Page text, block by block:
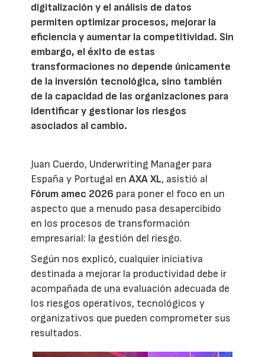
digitalización y el análisis de datos
permiten optimizar procesos, mejorar la
eficiencia y aumentar la competitividad. Sin
embargo, el éxito de estas
transformaciones no depende únicamente
de la inversión tecnológica, sino también
de la capacidad de las organizaciones para
identificar y gestionar los riesgos
asociados al cambio.
Juan Cuerdo, Underwriting Manager para
España y Portugal enAXA XL, asistió al
Fórum amec 2026 para poner el foco en un
aspecto que a menudo pasa desapercibido
en los procesos de transformación
empresarial: la gestión del riesgo.
Según nos explicó, cualquier iniciativa
destinada a mejorar la productividad debe ir
acompañada de una evaluación adecuada de
los riesgos operativos, tecnológicos y
organizativos que pueden comprometer sus
resultados.